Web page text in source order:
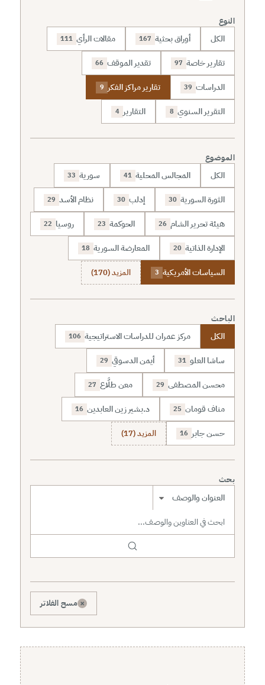
النوع
الكل أوراق بحثية 167 مقالات الرأي 111
تقارير خاصة 97 تقدير الموقف 66
الدراسات 39 تقارير مراكز الفكر 9
التقرير السنوي 8 التقارير 4
الموضوع
الكل المجالس المحلية 41 سورية 33
الثورة السورية 30 إدلب 30 نظام الأسد 29
هيئة تحرير الشام 26 الحوكمة 23 روسيا 22
الإدارة الذاتية 20 المعارضة السورية 18
السياسات الأمريكية 3 المزيد (170)
الباحث
الكل مركز عمران للدراسات الاستراتيجية 106
ساشا العلو 31 أيمن الدسوقي 29
محسن المصطفى 29 معن طلَّاع 27
مناف قومان 25 د.بشير زين العابدين 16
حسن جابر 16 المزيد (17)
بحث
نطاق البحث
× مسح الفلاتر